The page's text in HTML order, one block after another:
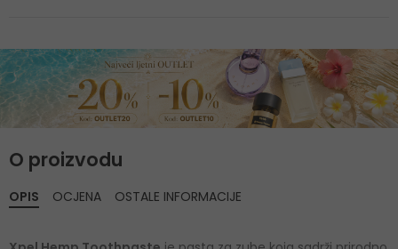
O proizvodu
OPIS OCJENA OSTALE INFORMACIJE